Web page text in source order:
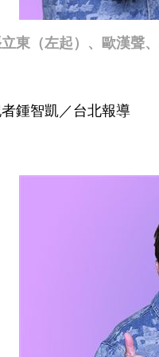
東（左起）、歐漢聲
鍾智凱／台北報導